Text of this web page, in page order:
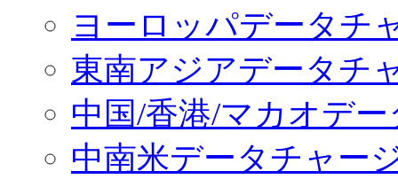
ヨーロッパデータチ
東南アジアデータチ
中国/香港/マカオデ
中南米データチャー